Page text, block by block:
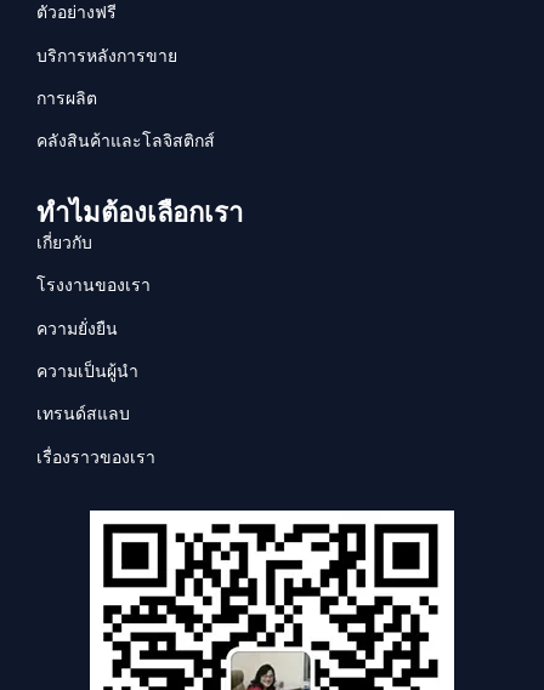
ตัวอย่างฟรี
บริการหลังการขาย
การผลิต
คลังสินค้าและโลจิสติกส์
ทำไมต้องเลือกเรา
เกี่ยวกับ
โรงงานของเรา
ความยั่งยืน
ความเป็นผู้นำ
เทรนด์สแลบ
เรื่องราวของเรา